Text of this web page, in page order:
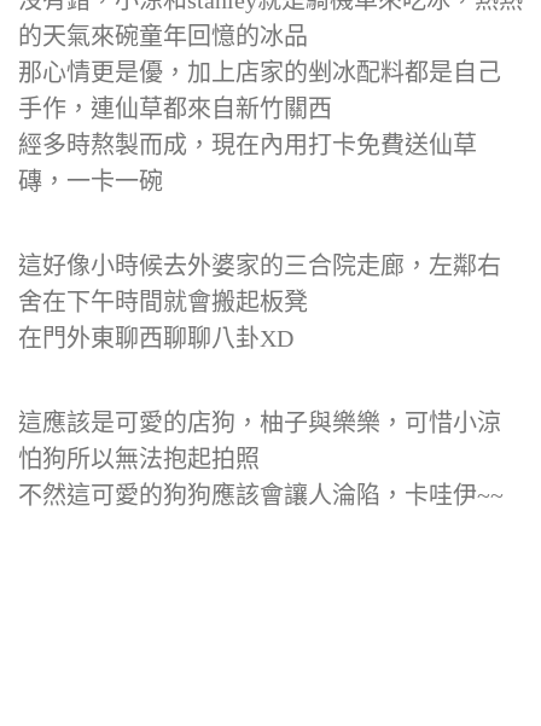
的天氣來碗童年回憶的冰品
那心情更是優，加上店家的剉冰配料都是自己
手作，連仙草都來自新竹關西
經多時熬製而成，現在內用打卡免費送仙草
磚，一卡一碗
這好像小時候去外婆家的三合院走廊，左鄰右
舍在下午時間就會搬起板凳
在門外東聊西聊聊八卦XD
這應該是可愛的店狗，柚子與樂樂，可惜小涼
怕狗所以無法抱起拍照
不然這可愛的狗狗應該會讓人淪陷，卡哇伊~~